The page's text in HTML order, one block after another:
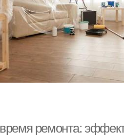
время ремонта: